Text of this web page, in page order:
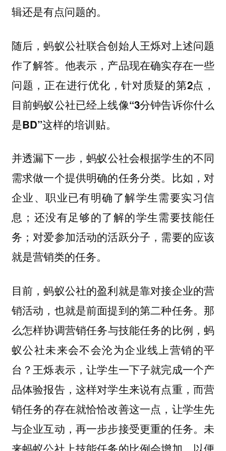
辑还是有点问题的。
随后，蚂蚁公社联合创始人王烁对上述问题
作了解答。他表示，产品现在确实存在一些
问题，正在进行优化，针对质疑的第2点，
目前蚂蚁公社已经上线像“3分钟告诉你什么
是BD”这样的培训贴。
并透漏下一步，蚂蚁公社会根据学生的不同
需求做一个提供明确的任务分类。 比如，对
企业、职业已有明确了解学生需要实习信
息；还没有足够的了解的学生需要技能任
务；对爱参加活动的活跃分子，需要的应该
就是营销类的任务。
目前，蚂蚁公社的盈利就是靠对接企业的营
销活动，也就是前面提到的第二种任务。那
么怎样协调营销任务与技能任务的比例，蚂
蚁公社未来会不会沦为企业线上营销的平
台？王烁表示，让学生一下子就完成一个产
品体验报告，这样对学生来说有点重，而营
销任务的存在就恰恰改善这一点，让学生先
与企业互动，再一步步接受更重的任务。 未
，以便